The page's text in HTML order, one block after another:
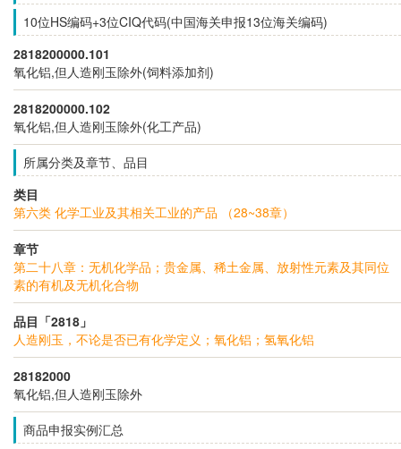
10位HS编码+3位CIQ代码(中国海关申报13位海关编码)
2818200000.101
氧化铝,但人造刚玉除外(饲料添加剂)
2818200000.102
氧化铝,但人造刚玉除外(化工产品)
所属分类及章节、品目
类目
第六类 化学工业及其相关工业的产品 （28~38章）
章节
第二十八章：无机化学品；贵金属、稀土金属、放射性元素及其同位
素的有机及无机化合物
品目「2818」
人造刚玉，不论是否已有化学定义；氧化铝；氢氧化铝
28182000
氧化铝,但人造刚玉除外
商品申报实例汇总